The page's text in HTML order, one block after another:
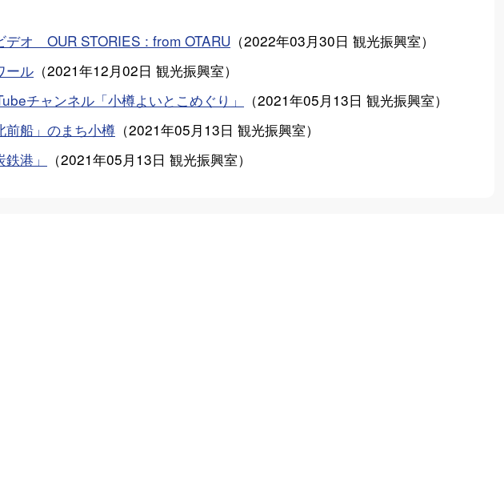
デオ OUR STORIES : from OTARU （2022年03月30日 観光振興室）
ール （2021年12月02日 観光振興室）
チャンネル「小樽よいとこめぐり」
（2021年05月13日 観光振興室）
前船」のまち小樽 （2021年05月13日 観光振興室）
港」
（2021年05月13日 観光振興室）